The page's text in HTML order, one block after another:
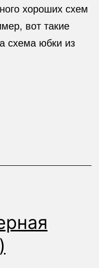
хороших схем
вот такие
схема юбки из